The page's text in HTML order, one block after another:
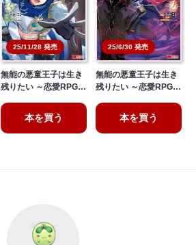
25/11/28 発売
無能の悪童王子は生き
残りたい ～恋愛RPG…
本を買う
25/6/30 発売
無能の悪童王子は生き
残りたい ～恋愛RPG…
本を買う